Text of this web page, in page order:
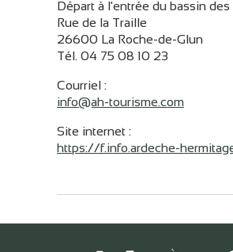
Départ à l'entrée du bassin des
Rue de la Traille
26600 La Roche-de-Glun
Tél. 04 75 08 10 23
Courriel :
info@ah-tourisme.com
Site internet :
https://f.info.ardeche-